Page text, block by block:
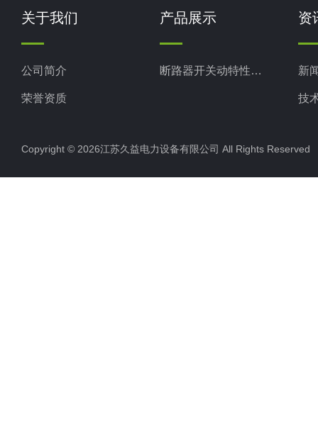
关于我们
公司简介
荣誉资质
产品展示
断路器开关动特性测试仪
资
新
技
Copyright © 2026江苏久益电力设备有限公司 All Rights